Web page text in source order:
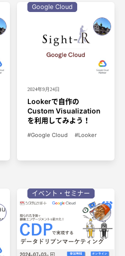
Google Cloud
2024年9月24日
Lookerで自作の
Custom Visualization
を利用してみよう！
Google Cloud Looker
イベント・セミナー